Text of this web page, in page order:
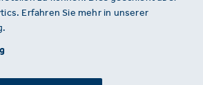
auf unserer Website
defekter Link
uns über Ihren
Erfahren Sie mehr in unserer